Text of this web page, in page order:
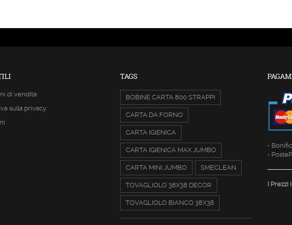
di vendita
sulla privacy
TAGS
BOBINE CARTA 800 STRAPPI
CARTA DA FORNO
CARTA IGIENICA
CARTA IGIENICA MAX JUMBO
CARTA MINI JUMBO SMECLEAN
TOVAGLIOLO 38X38 DECOR
TOVAGLIOLO BIANCO 38X38
•
•
I Prezzi